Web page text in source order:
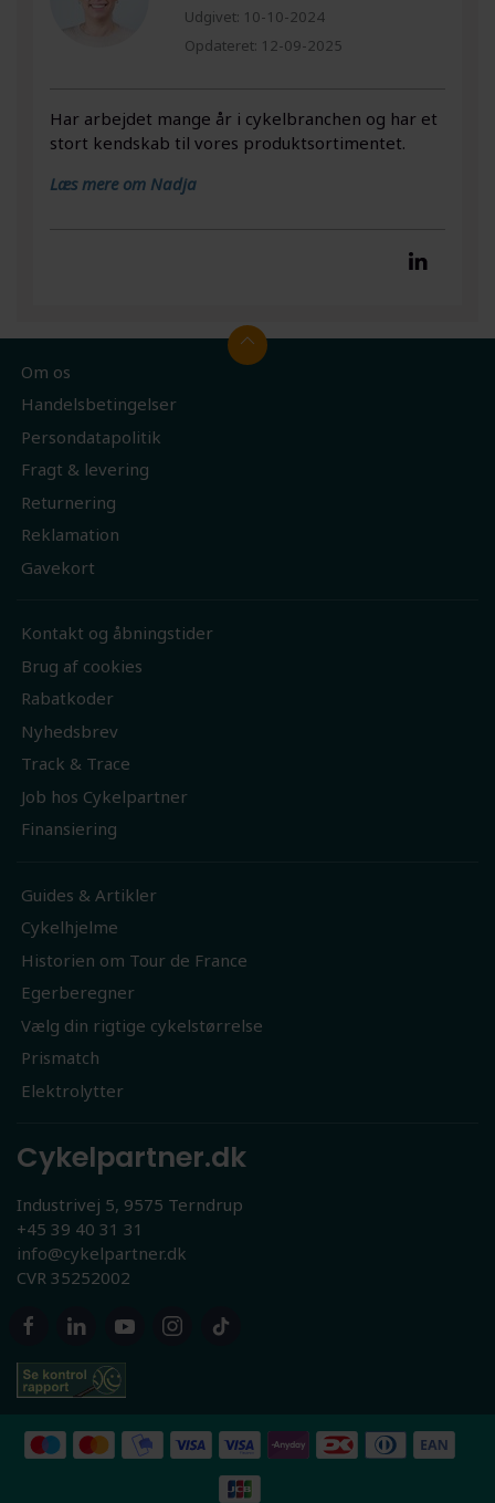
Udgivet: 10-10-2024
Opdateret: 12-09-2025
Har arbejdet mange år i cykelbranchen og har et
stort kendskab til vores produktsortimentet.
Læs mere om Nadja
Om os
Handelsbetingelser
Persondatapolitik
Fragt & levering
Returnering
Reklamation
Gavekort
Kontakt og åbningstider
Brug af cookies
Rabatkoder
Nyhedsbrev
Track & Trace
Job hos Cykelpartner
Finansiering
Guides & Artikler
Cykelhjelme
Historien om Tour de France
Egerberegner
Vælg din rigtige cykelstørrelse
Prismatch
Elektrolytter
Cykelpartner.dk
Industrivej 5, 9575 Terndrup
+45 39 40 31 31
info@cykelpartner.dk
CVR 35252002